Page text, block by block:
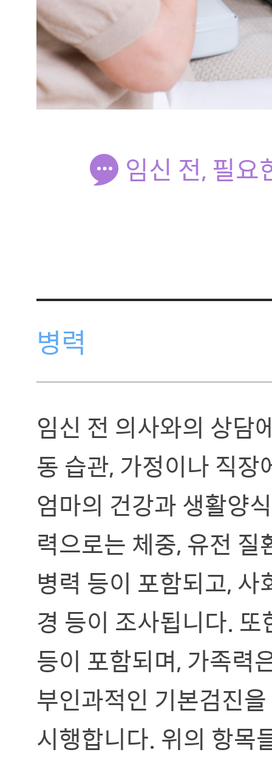
임신 전, 필
병력
임신 전 의사와의 상담
동 습관, 가정이나 직
엄마의 건강과 생활양
력으로는 체중, 유전
병력 등이 포함되고,
경 등이 조사됩니다.
등이 포함되며, 가족력
부인과적인 기본검진
시행합니다. 위의 항목